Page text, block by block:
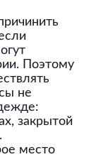
Поэтому
не
закрытой
место